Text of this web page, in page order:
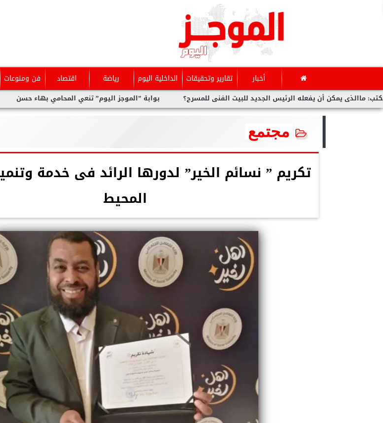
أخبار تقارير وتحقيقات الداخلية اليوم رياضة اقتصاد فن ومنوعات
رحلة بوابة ”الموجز اليوم” تنعي المحامي بهاء حسن يمكن أن يفعله الرئيس الجديد للبيت الفنى للمسرح؟
مجتمع
تكريم ” نسائم الخير” لدورها الرائد فى خدمة
المحيط